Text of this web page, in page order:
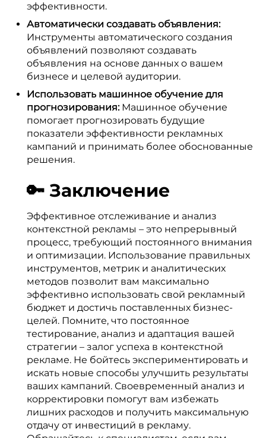
эффективности.
Автоматически создавать объявления:
Инструменты автоматического создания
объявлений позволяют создавать
объявления на основе данных о вашем
бизнесе и целевой аудитории.
Использовать машинное обучение для
прогнозирования:Машинное обучение
помогает прогнозировать будущие
показатели эффективности рекламных
кампаний и принимать более обоснованные
решения.
🔑 Заключение
Эффективное отслеживание и анализ
контекстной рекламы – это непрерывный
процесс, требующий постоянного внимания
и оптимизации. Использование правильных
инструментов, метрик и аналитических
методов позволит вам максимально
эффективно использовать свой рекламный
бюджет и достичь поставленных бизнес-
целей. Помните, что постоянное
тестирование, анализ и адаптация вашей
стратегии – залог успеха в контекстной
рекламе. Не бойтесь экспериментировать и
искать новые способы улучшить результаты
ваших кампаний. Своевременный анализ и
корректировки помогут вам избежать
лишних расходов и получить максимальную
отдачу от инвестиций в рекламу.